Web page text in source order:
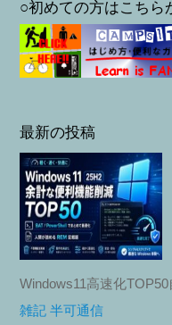
○初めての方はこちら
最新の投稿
Windows11高速化
雑記 半可通信